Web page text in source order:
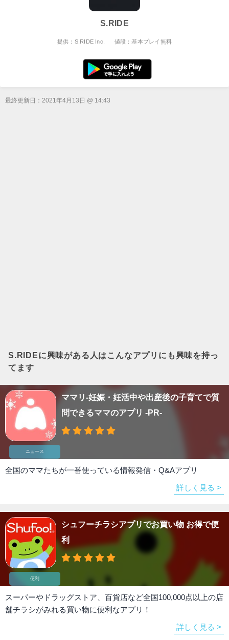
S.RIDE
提供：S.RIDE Inc. 値段：基本プレイ無料
最終更新日： 2021年4月13日 @ 14:43
S.RIDEに興味がある人はこんなアプリにも興味を持っ
てます
ママリ-妊娠・妊活中や出産後の子育てで質
問できるママのアプリ -PR-
ニュース
全国のママたちが一番使っている情報発信・Q&Aアプリ
詳しく見る >
シュフーチラシアプリでお買い物 お得で便
利
便利
スーパーやドラッグストア、百貨店など全国100,000点以上の店
舗チラシがみれる買い物に便利なアプリ！
詳しく見る >